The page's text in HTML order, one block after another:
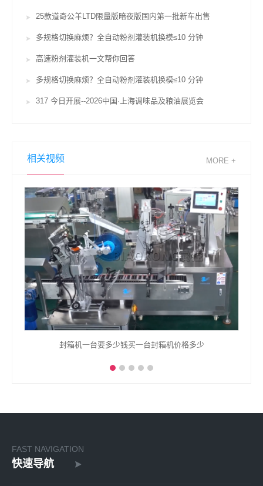
25款道奇公羊LTD限量版暗夜版国内第一批新车出售
多规格切换麻烦？全自动粉剂灌装机换模≤10 分钟
高速粉剂灌装机一文帮你回答
多规格切换麻烦？全自动粉剂灌装机换模≤10 分钟
317 今日开展--2026中国·上海调味品及粮油展览会
相关视频 MORE +
封箱机一台要多少钱买一台封箱机价格多少
FAST NAVIGATION
快速导航